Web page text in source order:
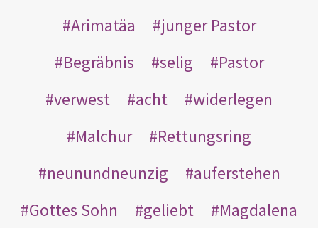
Arimatäa
junger Pastor
Begräbnis
selig
Pastor
verwest
acht
widerlegen
Malchur
Rettungsring
neunundneunzig
auferstehen
Gottes Sohn
geliebt
Magdalena